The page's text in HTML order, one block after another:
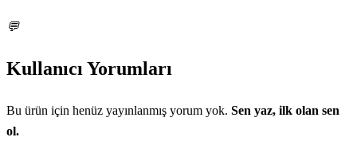
💬
Kullanıcı Yorumları
Bu ürün için henüz yayınlanmış yorum yok. Sen yaz, ilk olan sen
ol.